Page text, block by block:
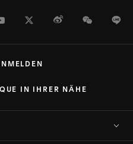
YoutubeTwitterWeiboWeChat
IN IHRER NÄHE